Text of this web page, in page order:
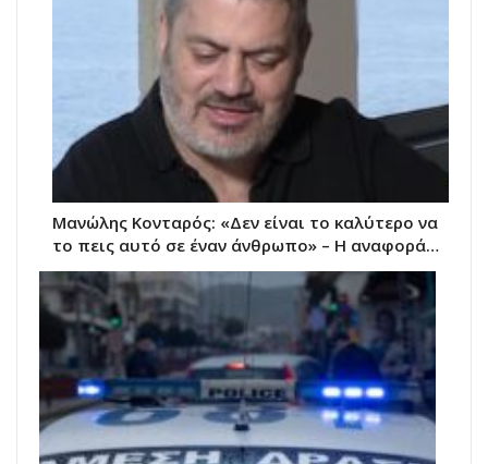
Μανώλης Κονταρός: «Δεν είναι το καλύτερο να
το πεις αυτό σε έναν άνθρωπο» – Η αναφορά…